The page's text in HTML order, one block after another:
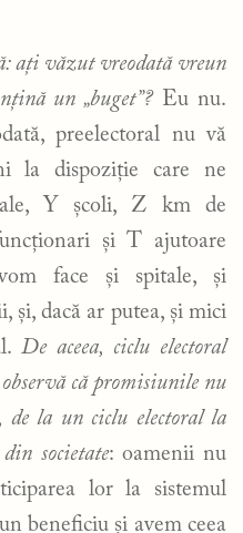
ați văzut vreodată vreun
un „buget”?Eu nu.
preelectoral nu vă
la dispoziție care ne
Y școli, Z km de
și T ajutoare
face și spitale, și
și, dacă ar putea, și mici
De aceea, ciclu electoral
că promisiunile nu
de la un ciclu electoral la
societate: oamenii nu
lor la sistemul
beneficiu și avem ceea